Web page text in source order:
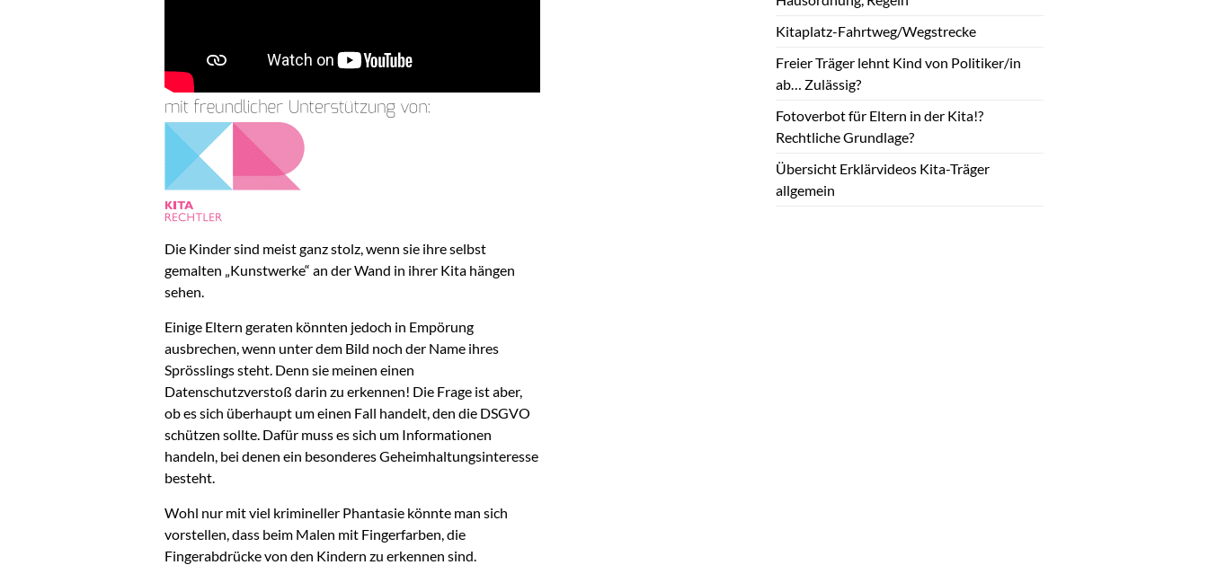
Die Kinder sind meist ganz stolz, wenn sie ihre selbst
gemalten „Kunstwerke“ an der Wand in ihrer Kita hängen
sehen.
Einige Eltern geraten könnten jedoch in Empörung
ausbrechen, wenn unter dem Bild noch der Name ihres
Sprösslings steht. Denn sie meinen einen
Datenschutzverstoß darin zu erkennen! Die Frage ist aber,
ob es sich überhaupt um einen Fall handelt, den die DSGVO
schützen sollte. Dafür muss es sich um Informationen
handeln, bei denen ein besonderes Geheimhaltungsinteresse
besteht.
Wohl nur mit viel krimineller Phantasie könnte man sich
vorstellen, dass beim Malen mit Fingerfarben, die
Fingerabdrücke von den Kindern zu erkennen sind.
Kitaplatz-Fahrtweg/Wegstrecke
Freier Träger lehnt Kind von Politiker/in
ab… Zulässig?
Fotoverbot für Eltern in der Kita!?
Rechtliche Grundlage?
Übersicht Erklärvideos Kita-Träger
allgemein